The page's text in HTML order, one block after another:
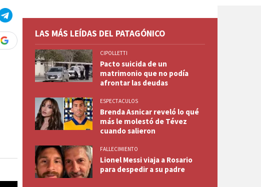
LAS MÁS LEÍDAS DEL PATAGÓNICO
CIPOLLETTI
Pacto suicida de un
matrimonio que no podía
afrontar las deudas
ESPECTACULOS
Brenda Asnicar reveló lo qué
más le molestó de Tévez
cuando salieron
FALLECIMIENTO
Lionel Messi viaja a Rosario
para despedir a su padre